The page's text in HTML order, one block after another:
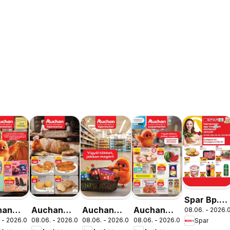
2026.08.19.
Auchan
Pékség
08.06. - 2026.08.12.
Auchan
Mennyiségi
08.06. - 2026.08.19.
Auchan
Szupermarket
08.06. - 2026.08.12.
Spar Bp.
XIII.
Országbíró
08.06. -
Spar